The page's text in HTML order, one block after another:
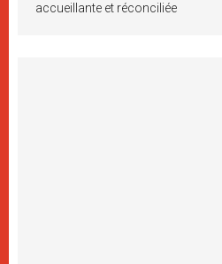
accueillante et réconciliée